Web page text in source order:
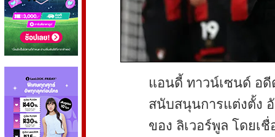
แอนดี้ ทาวน์เซนด์ อดี
สนับสนุนการแต่งตั้ง
ของ ลิเวอร์พูล โดยเ